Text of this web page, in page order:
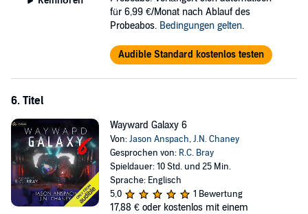
für 6,99 €/Monat nach Ablauf des
Probeabos. Bedingungen gelten.
Audible Standard kostenlos testen
6. Titel
Wayward Galaxy 6
Von:Jason Anspach,J.N. Chaney
Gesprochen von: R.C. Bray
Spieldauer: 10 Std. und 25 Min.
Sprache: Englisch
5,0
1 Bewertung
17,88 € oder kostenlos mit einem